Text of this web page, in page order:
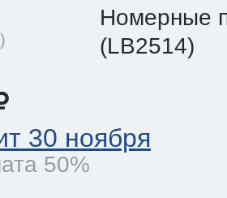
Номерные
(LB2514)
30 ноября
50%